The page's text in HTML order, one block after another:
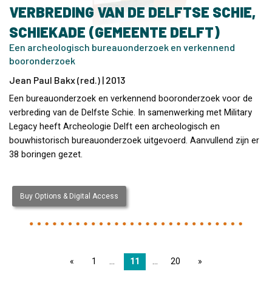
VERBREDING VAN DE DELFTSE SCHIE,
SCHIEKADE (GEMEENTE DELFT)
Een archeologisch bureauonderzoek en verkennend
booronderzoek
Jean Paul Bakx (red.) | 2013
Een bureauonderzoek en verkennend booronderzoek voor de
verbreding van de Delfste Schie. In samenwerking met Military
Legacy heeft Archeologie Delft een archeologisch en
bouwhistorisch bureauonderzoek uitgevoerd. Aanvullend zijn er
38 boringen gezet.
Buy Options & Digital Access
page1 11 20 page